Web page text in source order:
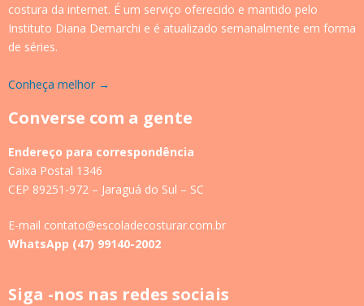
costura da internet. É um serviço oferecido e mantido pelo
Instituto Diana Demarchi e é atualizado semanalmente em forma
de séries.
Conheça melhor →
Converse com a gente
Endereço para correspondência
Caixa Postal 1346
CEP 89251-972 – Jaraguá do Sul – SC
E-mail contato@escoladecosturar.com.br
WhatsApp (47) 99140-2002
Siga -nos nas redes sociais